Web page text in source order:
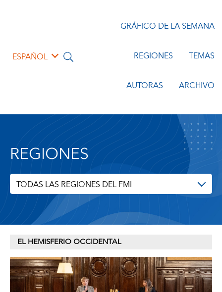
ESPAÑOL
GRÁFICO DE LA SEMANA
REGIONES TEMAS
AUTORAS ARCHIVO
REGIONES
TODAS LAS REGIONES DEL FMI
EL HEMISFERIO OCCIDENTAL